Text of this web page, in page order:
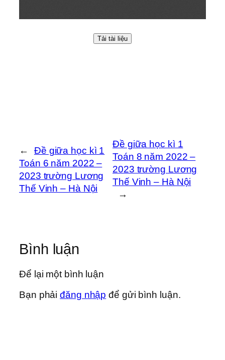
Tải tài liệu
←
Đề giữa học kì 1
Toán 6 năm 2022 –
2023 trường Lương
Thế Vinh – Hà Nội
Đề giữa học kì 1
Toán 8 năm 2022 –
2023 trường Lương
Thế Vinh – Hà Nội
→
Bình luận
Để lại một bình luận
Bạn phảiđăng nhập để gửi bình luận.